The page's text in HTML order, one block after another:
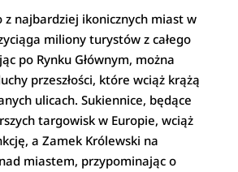
z najbardziej ikonicznych miast w
miliony turystów z całego
po Rynku Głównym, można
przeszłości, które wciąż krążą
ulicach. Sukiennice, będące
targowisk w Europie, wciąż
a Zamek Królewski na
miastem, przypominając o